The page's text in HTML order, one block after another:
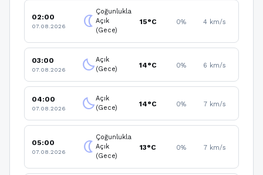
02:00
07.08.2026 nightlight
Çoğunlukla
Açık
(Gece)
15°C 0% 4 km/s
03:00
07.08.2026 clear_nightAçık
(Gece)
14°C 0% 6 km/s
04:00
07.08.2026 clear_nightAçık
(Gece)
14°C 0% 7 km/s
05:00
07.08.2026 nightlight
Çoğunlukla
Açık
(Gece)
13°C 0% 7 km/s